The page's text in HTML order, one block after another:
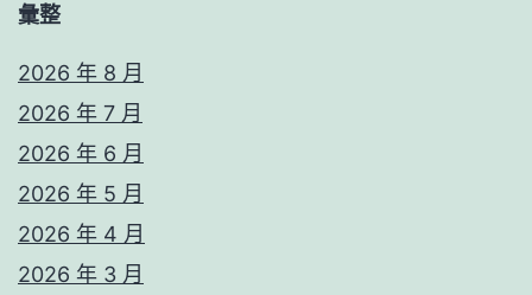
彙整
2026 年 8 月
2026 年 7 月
2026 年 6 月
2026 年 5 月
2026 年 4 月
2026 年 3 月